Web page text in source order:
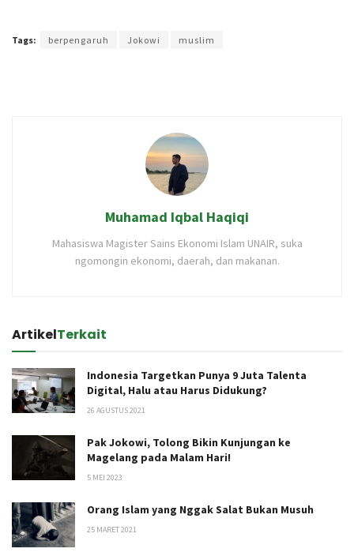
Tags: berpengaruh Jokowi muslim
Muhamad Iqbal Haqiqi
Mahasiswa Magister Sains Ekonomi Islam UNAIR, suka
ngomongin ekonomi, daerah, dan makanan.
ArtikelTerkait
Indonesia Targetkan Punya 9 Juta Talenta
Digital, Halu atau Harus Didukung?
26 AGUSTUS 2021
Pak Jokowi, Tolong Bikin Kunjungan ke
Magelang pada Malam Hari!
5 MEI 2023
Orang Islam yang Nggak Salat Bukan Musuh
25 MARET 2021